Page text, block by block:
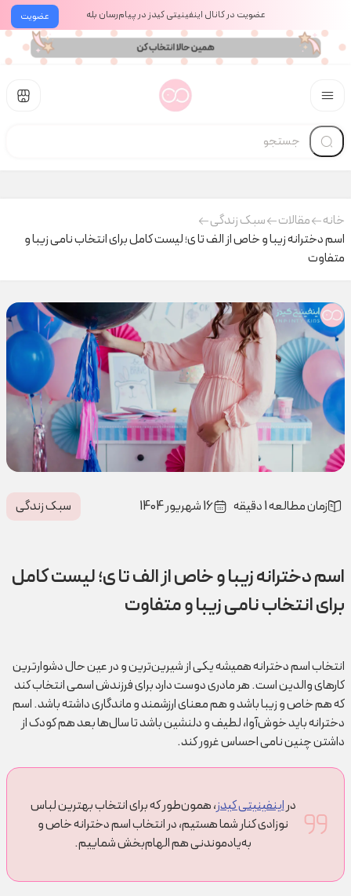
عضویت عضویت در کانال اینفینیتی کیدز در پیام‌رسان بله
خانه مقالات
سبک زندگی
اسم‌ دخترانه زیبا و خاص از الف تا ی؛ لیست کامل برای انتخاب نامی زیبا و
متفاوت
زمان مطالعه 1 دقیقه 16 شهریور 1404 سبک زندگی
اسم‌ دخترانه زیبا و خاص از الف تا ی؛ لیست کامل
برای انتخاب نامی زیبا و متفاوت
انتخاب اسم دخترانه همیشه یکی از شیرین‌ترین و در عین حال دشوارترین
کارهای والدین است. هر مادری دوست دارد برای فرزندش اسمی انتخاب کند
که هم خاص و زیبا باشد و هم معنای ارزشمند و ماندگاری داشته باشد. اسم
دخترانه باید خوش‌آوا، لطیف و دلنشین باشد تا سال‌ها بعد هم کودک از
داشتن چنین نامی احساس غرور کند.
دراینفینیتی کیدز، همون‌طور که برای انتخاب بهترین لباس
نوزادی کنار شما هستیم، در انتخاب اسم دخترانه خاص و
به‌یادموندنی هم الهام‌بخش شماییم.